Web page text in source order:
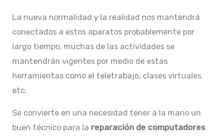
La nueva normalidad y la realidad nos mantendrá
conectados a estos aparatos probablemente por
largo tiempo, muchas de las actividades se
mantendrán vigentes por medio de estas
herramientas como el teletrabajo, clases virtuales
etc.
Se convierte en una necesidad tener a la mano un
buen técnico para la reparación de computadores